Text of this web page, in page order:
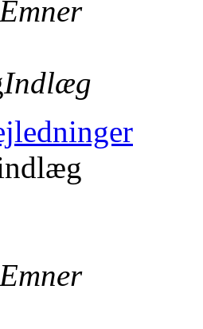
Emner
Indlæg
Emner